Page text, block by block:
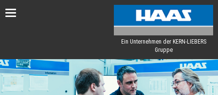
Toggle
Ein Unternehmen der KERN-LIEBERS
Gruppe